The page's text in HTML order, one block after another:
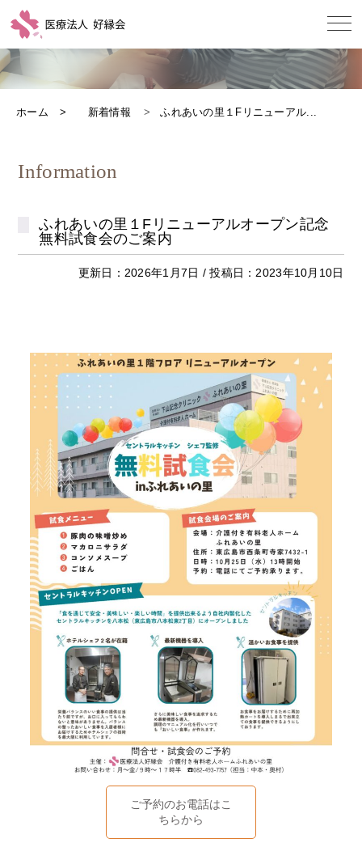
ホーム 新着情報 ふれあいの里１Fリニューアル...
Information
ふれあいの里１Fリニューアルオープン記念
無料試食会のご案内
更新日：2026年1月7日 / 投稿日：2023年10月10日
ご予約のお電話はこ
ちらから